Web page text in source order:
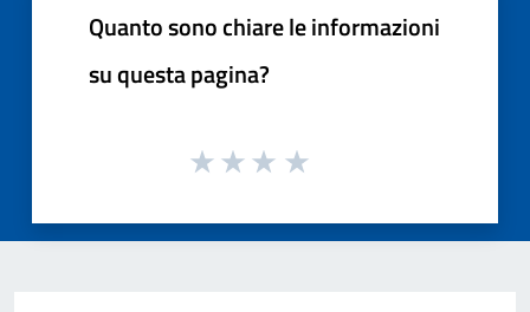
Quanto sono chiare le informazioni
su questa pagina?